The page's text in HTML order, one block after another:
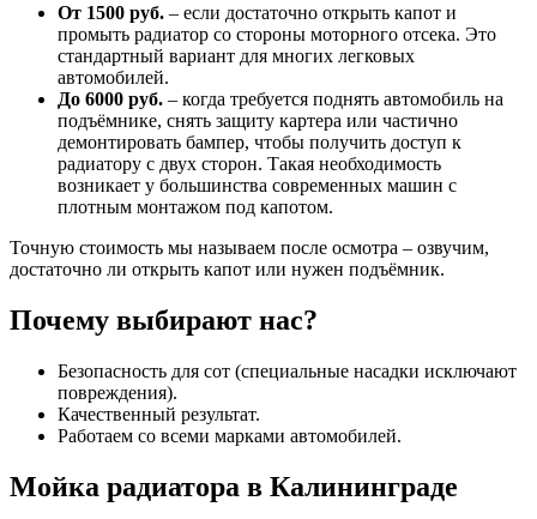
От 1500 руб. – если достаточно открыть капот и
промыть радиатор со стороны моторного отсека. Это
стандартный вариант для многих легковых
автомобилей.
До 6000 руб. – когда требуется поднять автомобиль на
подъёмнике, снять защиту картера или частично
демонтировать бампер, чтобы получить доступ к
радиатору с двух сторон. Такая необходимость
возникает у большинства современных машин с
плотным монтажом под капотом.
Точную стоимость мы называем после осмотра – озвучим,
достаточно ли открыть капот или нужен подъёмник.
Почему выбирают нас?
Безопасность для сот (специальные насадки исключают
повреждения).
Качественный результат.
Работаем со всеми марками автомобилей.
Мойка радиатора в Калининграде